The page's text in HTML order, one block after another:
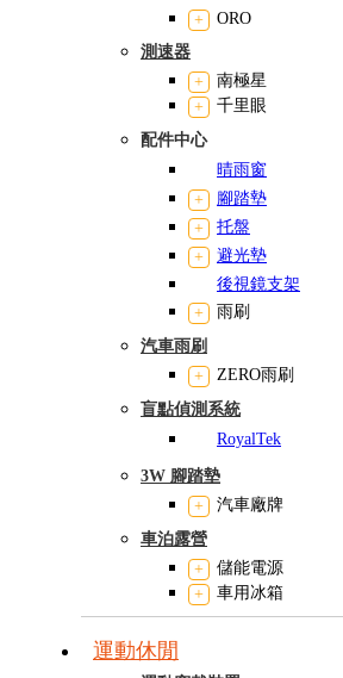
ORO
測速器
南極星
千里眼
配件中心
晴雨窗
腳踏墊
托盤
避光墊
後視鏡支架
雨刷
汽車雨刷
ZERO雨刷
盲點偵測系統
RoyalTek
3W 腳踏墊
汽車廠牌
車泊露營
儲能電源
車用冰箱
運動休閒